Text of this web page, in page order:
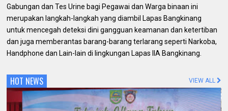
Gabungan dan Tes Urine bagi Pegawai dan Warga binaan ini
merupakan langkah-langkah yang diambil Lapas Bangkinang
untuk mencegah deteksi dini gangguan keamanan dan ketertiban
dan juga memberantas barang-barang terlarang seperti Narkoba,
Handphone dan Lain-lain di lingkungan Lapas IIA Bangkinang.
HOT NEWS VIEW ALL